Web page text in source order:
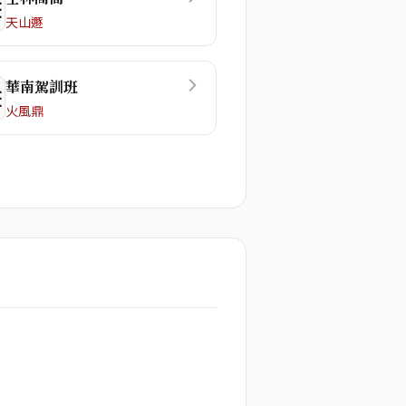
天山遯
華南駕訓班
火風鼎